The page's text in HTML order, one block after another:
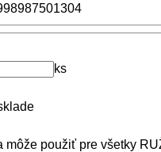
ks
môže použiť pre všetky